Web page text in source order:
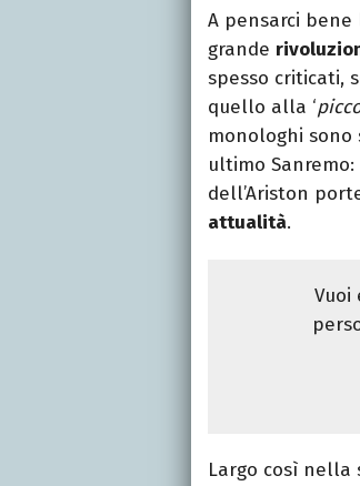
A pensarci bene
grande
spesso criticati,
quello alla ‘
monologhi sono
ultimo
dell’Ariston
attualità.
Vuoi
Largo così nella